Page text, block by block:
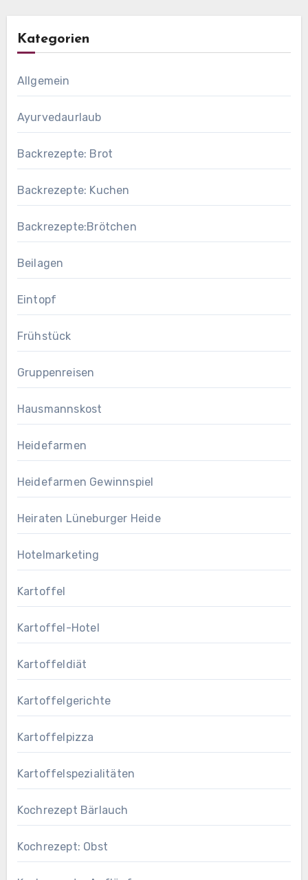
Kategorien
Allgemein
Ayurvedaurlaub
Backrezepte: Brot
Backrezepte: Kuchen
Backrezepte:Brötchen
Beilagen
Eintopf
Frühstück
Gruppenreisen
Hausmannskost
Heidefarmen
Heidefarmen Gewinnspiel
Heiraten Lüneburger Heide
Hotelmarketing
Kartoffel
Kartoffel-Hotel
Kartoffeldiät
Kartoffelgerichte
Kartoffelpizza
Kartoffelspezialitäten
Kochrezept Bärlauch
Kochrezept: Obst